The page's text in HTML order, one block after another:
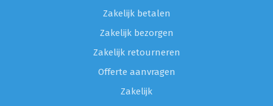
Zakelijk betalen
Zakelijk bezorgen
Zakelijk retourneren
Offerte aanvragen
Zakelijk